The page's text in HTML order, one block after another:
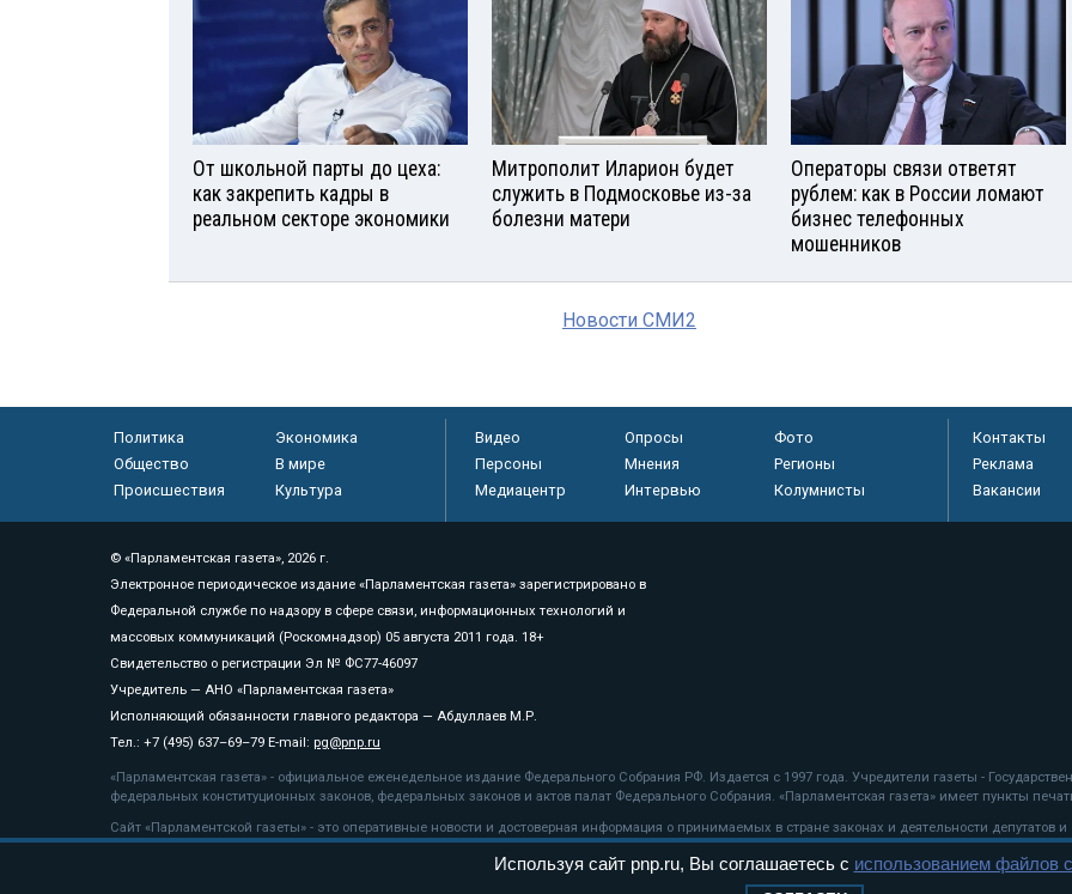
От школьной парты до цеха:
как закрепить кадры в
реальном секторе экономики
Митрополит Иларион будет
служить в Подмосковье из-за
болезни матери
Операторы связи ответят
рублем: как в России ломают
бизнес телефонных
мошенников
Новости СМИ2
Политика
Экономика
Общество
В мире
Происшествия
Культура
Видео Опросы
Фото
Персоны
Мнения
Регионы
Медиацентр
Интервью Колумнисты
Контакты
Реклама
Вакансии
© «Парламентская газета», 2026 г.
Электронное периодическое издание «Парламентская газета» зарегистрировано в
Федеральной службе по надзору в сфере связи, информационных технологий и
массовых коммуникаций (Роскомнадзор) 05 августа 2011 года. 18+
Свидетельство о регистрации Эл № ФС77-46097
Учредитель — АНО «Парламентская газета»
Исполняющий обязанности главного редактора — Абдуллаев М.Р.
Тел.: +7 (495) 637–69–79 E-mail: pg@pnp.ru
«Парламентская газета» - официальное еженедельное издание Федерального Собрания РФ. Издается с 1997 года. Учредители газеты -
федеральных конституционных законов, федеральных законов и актов палат Федерального Собрания. «Парламентская газета» имеет пункты
Сайт «Парламентской газеты» - это оперативные новости и достоверная информация о принимаемых в стране законах и деятельности депутатов
«Парламентской газеты» активная ссылка на pnp.ru обязательна.
рекомендательные технологии
Используя сайт pnp.ru, Вы соглашаетесь с использованием файлов